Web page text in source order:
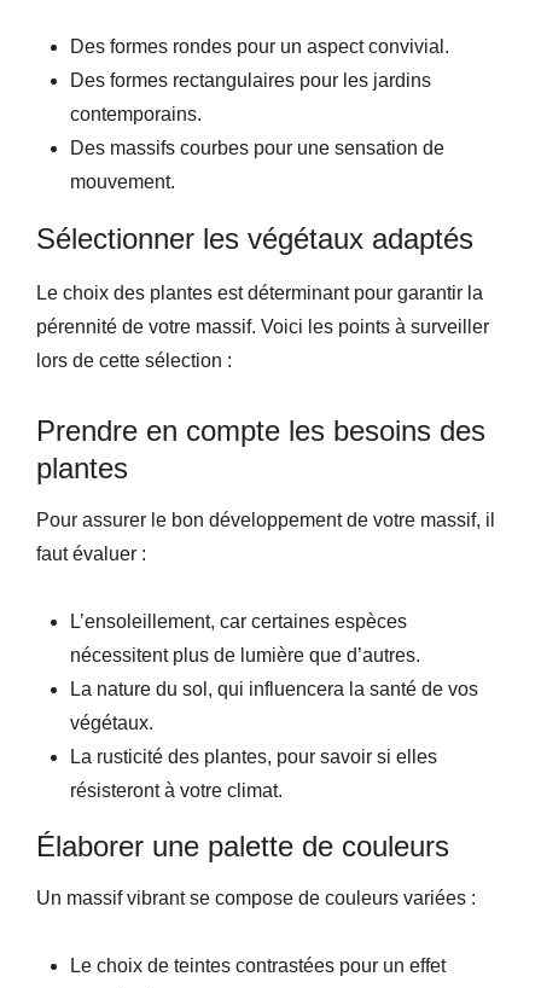
Des formes rondes pour un aspect convivial.
Des formes rectangulaires pour les jardins
contemporains.
Des massifs courbes pour une sensation de
mouvement.
Sélectionner les végétaux adaptés
Le choix des plantes est déterminant pour garantir la
pérennité de votre massif. Voici les points à surveiller
lors de cette sélection :
Prendre en compte les besoins des
plantes
Pour assurer le bon développement de votre massif, il
faut évaluer :
L’ensoleillement, car certaines espèces
nécessitent plus de lumière que d’autres.
La nature du sol, qui influencera la santé de vos
végétaux.
La rusticité des plantes, pour savoir si elles
résisteront à votre climat.
Élaborer une palette de couleurs
Un massif vibrant se compose de couleurs variées :
Le choix de teintes contrastées pour un effet